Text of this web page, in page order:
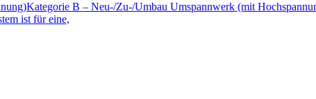
B – Neu-/Zu-/Umbau Umspannwerk (mit
ist für eine,